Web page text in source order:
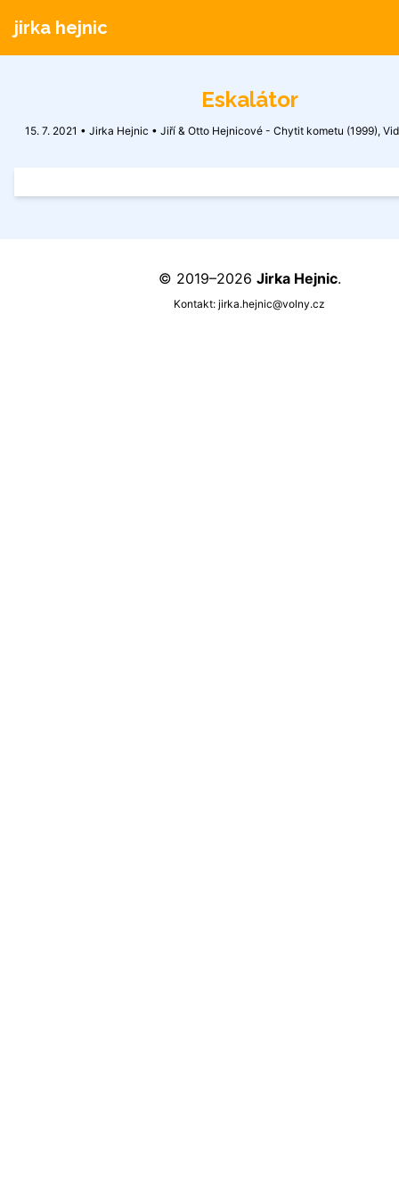
jirka hejnic
Eskalátor
15. 7. 2021 • Jirka Hejnic • Jiří & Otto Hejnicové - Chytit kometu (1999),
© 2019–2026 Jirka Hejnic.
Kontakt: jirka.hejnic@volny.cz